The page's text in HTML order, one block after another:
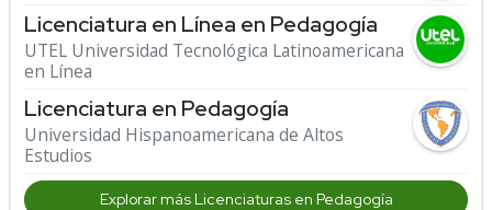
Licenciatura en Línea en Pedagogía
UTEL Universidad Tecnológica Latinoamericana
en Línea
Licenciatura en Pedagogía
Universidad Hispanoamericana de Altos
Estudios
Explorar más Licenciaturas en Pedagogía